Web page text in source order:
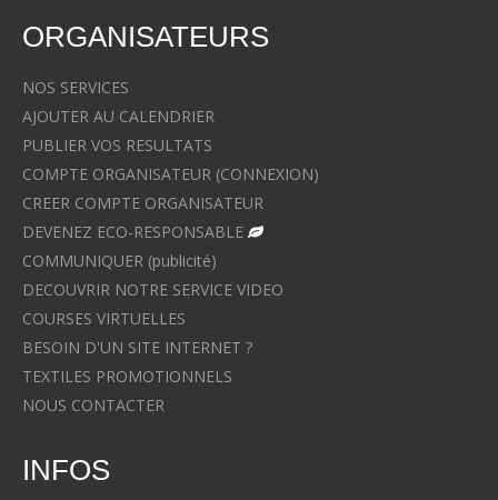
ORGANISATEURS
NOS SERVICES
AJOUTER AU CALENDRIER
PUBLIER VOS RESULTATS
COMPTE ORGANISATEUR (CONNEXION)
CREER COMPTE ORGANISATEUR
DEVENEZ ECO-RESPONSABLE
COMMUNIQUER (publicité)
DECOUVRIR NOTRE SERVICE VIDEO
COURSES VIRTUELLES
BESOIN D'UN SITE INTERNET ?
TEXTILES PROMOTIONNELS
NOUS CONTACTER
INFOS